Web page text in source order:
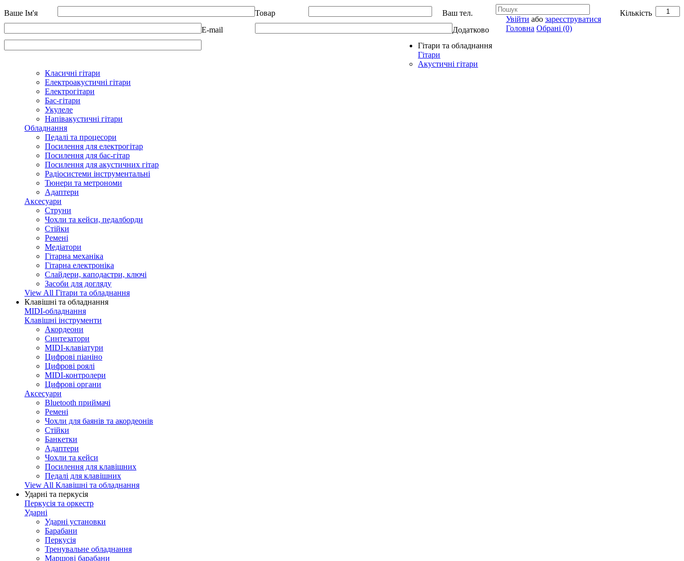
Ваше Ім'я Товар Кількість
Ваш тел.
E-mail
Додатково
Allegro - Music: Музичні інструменти в Україні
Увійти або зареєструватися
Головна Обрані (0)
Гітари та обладнання
Гітари
Акустичні гітари
Класичні гітари
Електроакустичні гітари
Електрогітари
Бас-гітари
Укулеле
Напівакустичні гітари
Обладнання
Педалі та процесори
Посилення для електрогітар
Посилення для бас-гітар
Посилення для акустичних гітар
Радіосистеми інструментальні
Тюнери та метрономи
Адаптери
Аксесуари
Струни
Чохли та кейси, педалборди
Стійки
Ремені
Медіатори
Гітарна механіка
Гітарна електроніка
Слайдери, каподастри, ключі
Засоби для догляду
View All Гітари та обладнання
Клавішні та обладнання
MIDI-обладнання
Клавішні інструменти
Акордеони
Синтезатори
MIDI-клавіатури
Цифрові піаніно
Цифрові роялі
MIDI-контролери
Цифрові органи
Аксесуари
Bluetooth приймачі
Ремені
Чохли для баянів та акордеонів
Стійки
Банкетки
Адаптери
Чохли та кейси
Посилення для клавішних
Педалі для клавішних
View All Клавішні та обладнання
Ударні та перкусія
Перкусія та оркестр
Ударні
Ударні установки
Барабани
Перкусія
Тренувальне обладнання
Маршові барабани